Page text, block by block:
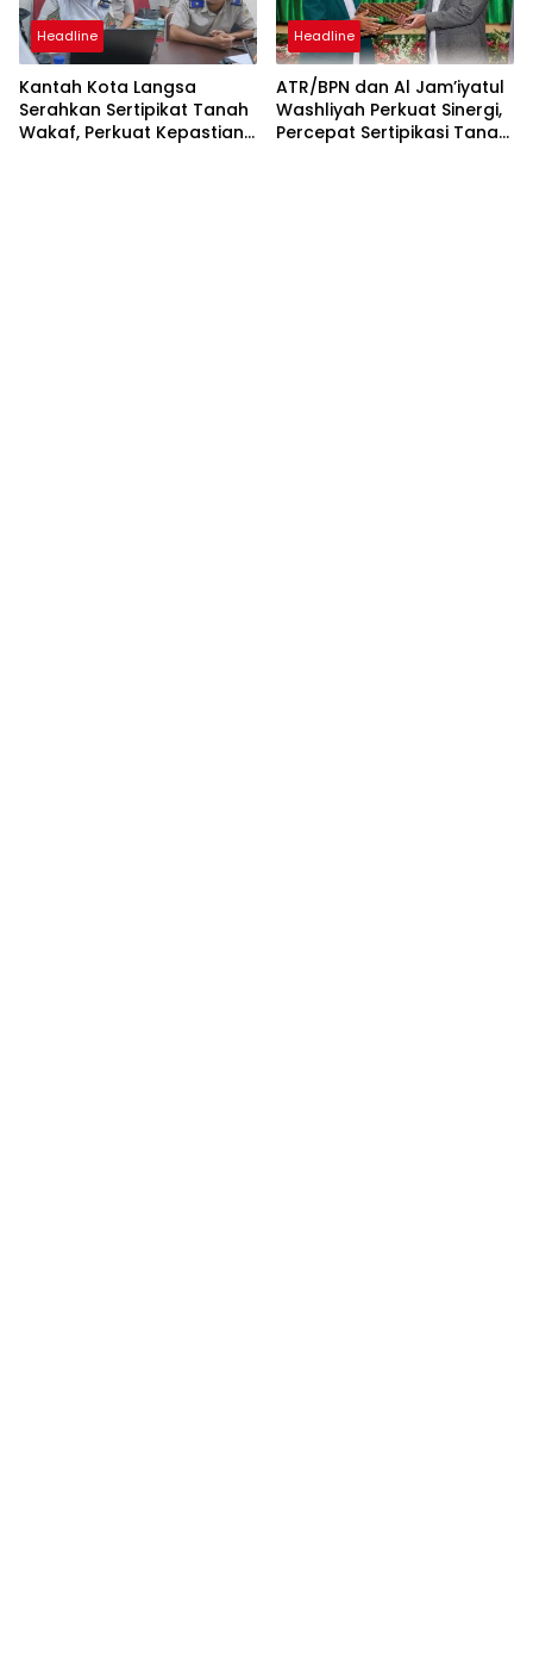
Headline
Kantah Kota Langsa
Serahkan Sertipikat Tanah
Wakaf, Perkuat Kepastian
Headline
ATR/BPN dan Al Jam’iyatul
Washliyah Perkuat Sinergi,
Percepat Sertipikasi Tanah